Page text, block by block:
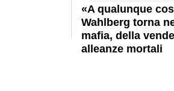
«A qualunque
Wahlberg torna
mafia, della
alleanze mortali